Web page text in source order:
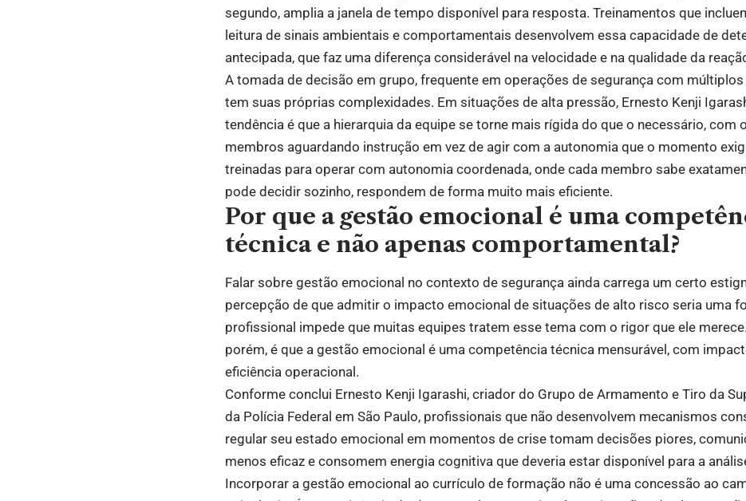
segundo, amplia a janela de tempo disponível para resposta. Treinamentos que
leitura de sinais ambientais e comportamentais desenvolvem essa capacidade de
antecipada, que faz uma diferença considerável na velocidade e na qualidade da
A tomada de decisão em grupo, frequente em operações de segurança com
tem suas próprias complexidades. Em situações de alta pressão, Ernesto Kenji
tendência é que a hierarquia da equipe se torne mais rígida do que o necessário, com
membros aguardando instrução em vez de agir com a autonomia que o momento
treinadas para operar com autonomia coordenada, onde cada membro sabe
pode decidir sozinho, respondem de forma muito mais eficiente.
Por que a gestão emocional é uma
técnica e não apenas comportamental?
Falar sobre gestão emocional no contexto de segurança ainda carrega um certo
percepção de que admitir o impacto emocional de situações de alto risco seria uma
profissional impede que muitas equipes tratem esse tema com o rigor que ele
porém, é que a gestão emocional é uma competência técnica mensurável, com
eficiência operacional.
Conforme conclui Ernesto Kenji Igarashi, criador do Grupo de Armamento e Tiro da
da Polícia Federal em São Paulo, profissionais que não desenvolvem mecanismos
regular seu estado emocional em momentos de crise tomam decisões piores,
menos eficaz e consomem energia cognitiva que deveria estar disponível para a
Incorporar a gestão emocional ao currículo de formação não é uma concessão ao